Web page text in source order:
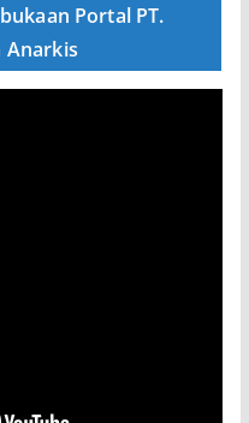
Portal PT.
Anarkis